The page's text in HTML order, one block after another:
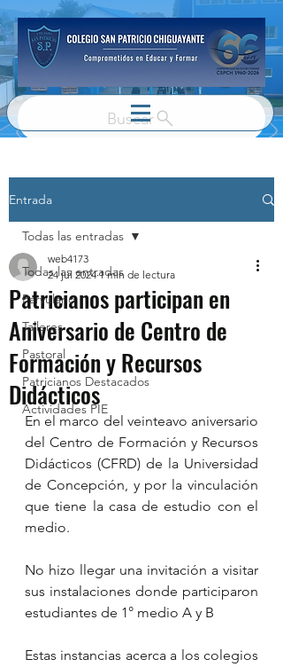
Buscar
Entrada
Todas las entradas
Parvulario
Talleres
Pastoral
Patricianos Destacados
Actividades PIE
Todas las entradas
Patricianos participan en
Aniversario de Centro de
Formación y Recursos
Didácticos
web4173
24 jul 2024 1 min de lectura
En el marco del veinteavo aniversario
del Centro de Formación y Recursos
Didácticos (CFRD) de la Universidad
de Concepción, y por la vinculación
que tiene la casa de estudio con el
medio.
No hizo llegar una invitación a visitar
sus instalaciones donde participaron
estudiantes de 1° medio A y B
Estas instancias acerca a los colegios